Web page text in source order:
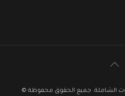
الشاملة. جميع الحقوق محفوظة ©